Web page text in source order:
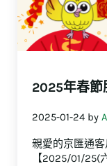
2025年春節
2025-01-24 by
親愛的京匯通
【2025/01/